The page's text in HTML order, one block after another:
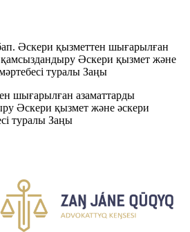
Әскери қызметтен шығарылған
қамсыздандыру Әскери қызмет және
туралы Заңы
шығарылған азаматтарды
Әскери қызмет және әскери
туралы Заңы